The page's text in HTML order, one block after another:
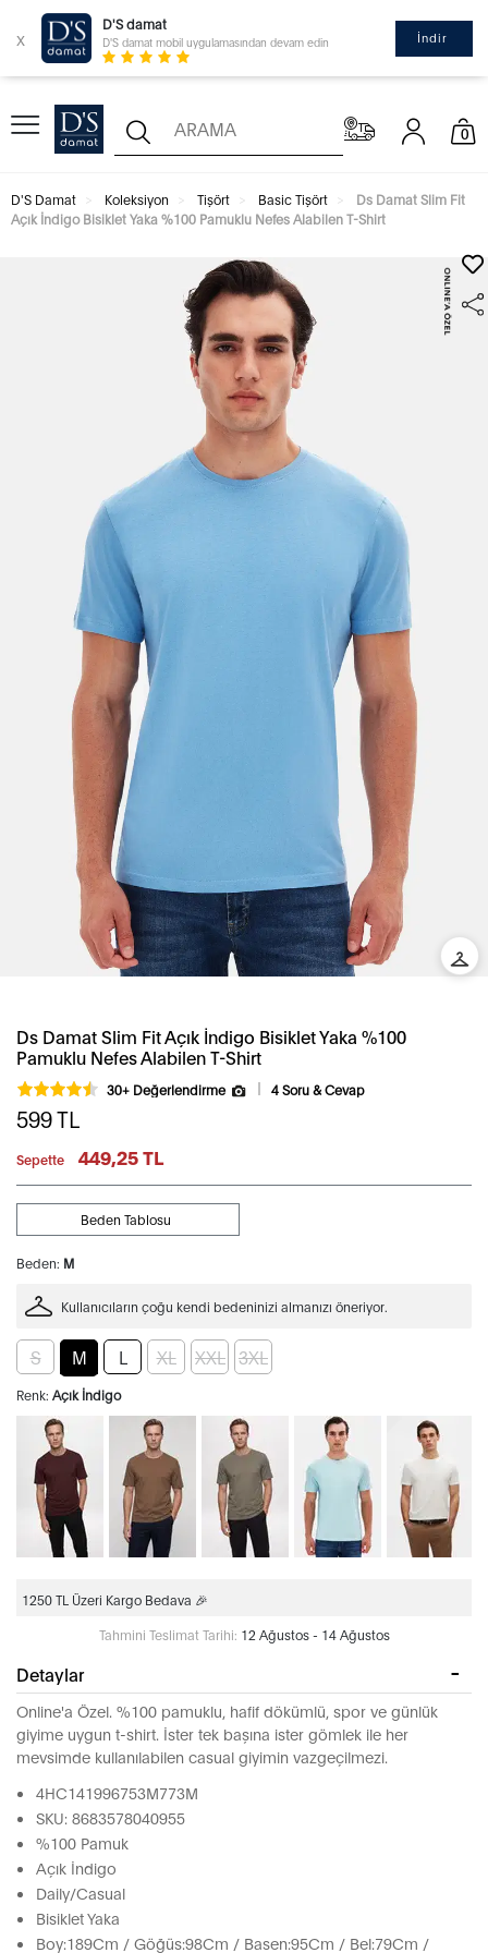
x
D'S damat
D'S damat mobil uygulamasından devam edin İndir
0
D'S Damat Koleksiyon Tişört Basic Tişört
Ds Damat Slim Fit
Açık İndigo Bisiklet Yaka %100 Pamuklu Nefes Alabilen T-Shirt
Ds Damat Slim Fit Açık İndigo Bisiklet Yaka %100
Pamuklu Nefes Alabilen T-Shirt
30+ Değerlendirme 4 Soru & Cevap
599TL
Sepette 449,25 TL
Beden: M
Beden Tablosu
Kullanıcıların çoğu kendi bedeninizi almanızı öneriyor.
S M L XL XXL 3XL
Renk: Açık İndigo
1250 TL Üzeri Kargo Bedava 🎉
Tahmini Teslimat Tarihi: 12 Ağustos - 14 Ağustos
Detaylar
Online'a Özel. %100 pamuklu, hafif dökümlü, spor ve günlük
giyime uygun t-shirt. İster tek başına ister gömlek ile her
mevsimde kullanılabilen casual giyimin vazgeçilmezi.
4HC141996753M773M
SKU: 8683578040955
%100 Pamuk
Açık İndigo
Daily/Casual
Bisiklet Yaka
Boy:189Cm / Göğüs:98Cm / Basen:95Cm / Bel:79Cm /